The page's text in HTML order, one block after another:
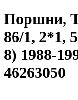
Поршни,
86/1, 2*1,
8) 1988-
46263050